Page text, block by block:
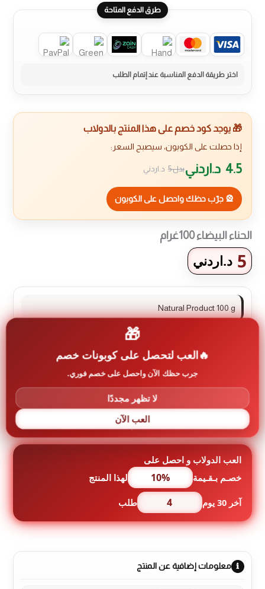
طرق الدفع المتاحة
🎁 يوجد كود خصم على هذا المنتج بالدولاب
إذا حصلت على الكوبون، سيصبح السعر:
4.5 د.اردنيبدل5 د.اردني
🎡 جرّب حظك واحصل على الكوبون
الحناء البيضاء 100غرام
5 د.اردني
Natural Product 100 g
متوفر في المخزون
الحناء
البيضاء
إضافة إلى السلة
العب الدولاب و احصل على
خصـم بـقـيمة
10% لهذا المنتج
آخر 30 يوم 4 طلب
معلومات إضافية عن المنتج
🎁
العب لتحصل على كوبونات خصم
جرب حظك الآن واحصل على خصم فوري.
لا تظهر مجددًا
العب الآن